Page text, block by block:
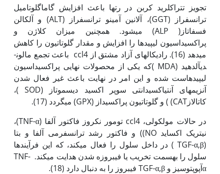
تجویز تترا‏کلرید کربن در رت­ها باعث افزایش گاماگلوتامیل
ترانسفراز (GGT)، آلانین آمینو ترانسفراز (ALT) و آلکالن
فسفاتاز( ALP) می‏شود. همچنین میزان کلاژن و
پراکسیداسیون لیپیدها را افزایش و مقدار گلوتاتیون را کاهش
می­دهد (16). رادیکال­های آزاد مشتق از ccl4 ­ باعث تجمع مالون­
دی­آلدهید (MDA )که یکی از محصولات نهایی پراکسیداسیون
لیپیدهاست شده و این امر در نهایت باعث غیر فعال شدن
آنزیم­های آنتی­اکسیدانتی سوپر اکسید دیسموتاز (SOD )،
کاتالازCAT) ) و گلوتاتیون پراکسیداز (GPX) می‏گردد (17).
در حالات مولکولی، ccl4 تومور نکروز فاکتور آلفا (TNF-α)،
نیتریک اکساید NO)) و فاکتور رشد ترانسفرمی آلفا و بتا
(TGF-α,β ) در داخل سلول را فعال می­کند، که این فرآیندها
سلول را به‏سمت تخریب یا فیبروزه شدن هدایت می‏کند. TNF-
αآپوپتوسیز و TGF-α,β فیبروز را به دنبال دارد (18).